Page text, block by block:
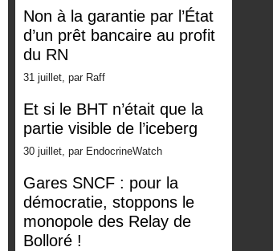
Non à la garantie par l’État
d’un prêt bancaire au profit
du RN
31 juillet, par Raff
Et si le BHT n’était que la
partie visible de l’iceberg
30 juillet, par EndocrineWatch
Gares SNCF : pour la
démocratie, stoppons le
monopole des Relay de
Bolloré !